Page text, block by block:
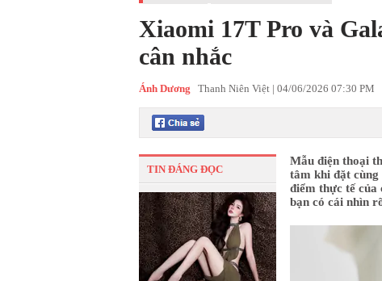
Xiaomi 17T Pro và
cân nhắc
Ánh Dương Thanh Niên Việt | 04/06/2026 07:30 PM
TIN ĐÁNG ĐỌC
Mẫu điện thoại
tâm khi đặt cùng
điểm thực tế của
bạn có cái nhìn